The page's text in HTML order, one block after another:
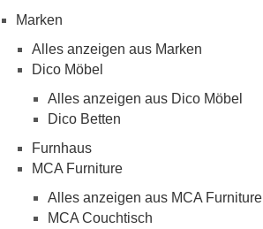
Marken
Alles anzeigen aus Marken
Dico Möbel
Alles anzeigen aus Dico Möbel
Dico Betten
Furnhaus
MCA Furniture
Alles anzeigen aus MCA Furniture
MCA Couchtisch